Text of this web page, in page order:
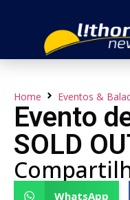
Home Eventos &
Evento
SOLD
WhatsApp